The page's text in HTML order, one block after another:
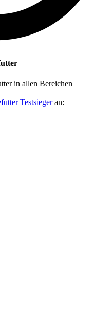
in allen Bereichen
Testsiegeran: